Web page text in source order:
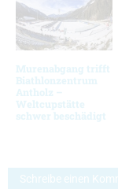
Murenabgang trifft
Biathlonzentrum
Antholz –
Weltcupstätte
schwer beschädigt
Schreibe einen